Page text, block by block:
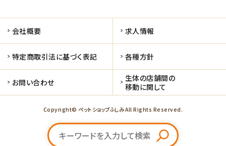
会社概要 求人情報
特定商取引法に基づく表記 各種方針
お問い合わせ
生体の店舗間の
移動に関して
Copyright© ペットショップふしみ All Rights Reserved.